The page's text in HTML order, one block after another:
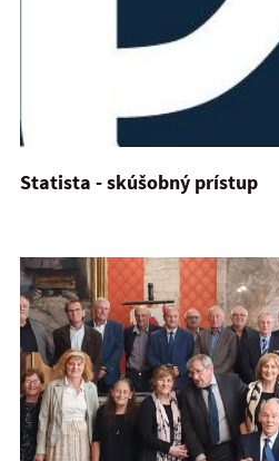
Statista - skúšobný prístup